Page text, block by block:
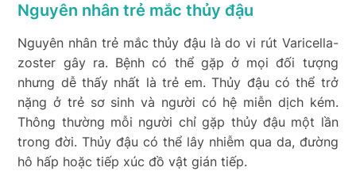
Nguyên nhân trẻ mắc thủy đậu
Nguyên nhân trẻ mắc thủy đậu là do vi rút Varicella-
zoster gây ra. Bệnh có thể gặp ở mọi đối tượng
nhưng dễ thấy nhất là trẻ em. Thủy đậu có thể trở
nặng ở trẻ sơ sinh và người có hệ miễn dịch kém.
Thông thường mỗi người chỉ gặp thủy đậu một lần
trong đời. Thủy đậu có thể lây nhiễm qua da, đường
hô hấp hoặc tiếp xúc đồ vật gián tiếp.